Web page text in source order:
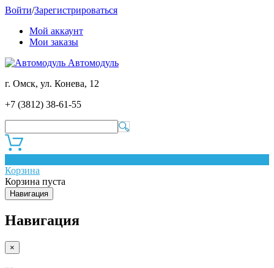
Войти/Зарегистрироваться
Мой аккаунт
Мои заказы
Автомодуль
г. Омск, ул. Конева, 12
+7 (3812) 38-61-55
Корзина
Корзина пуста
Навигация
Навигация
×